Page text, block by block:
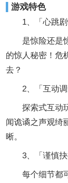
游戏特色
1、「心跳剧
是惊险还是惊
的惊人秘密！危
去？
2、「互动调
探索式互动玩
闻诡谲之声观绮
晰。
3、「谨慎抉
每个细节都可